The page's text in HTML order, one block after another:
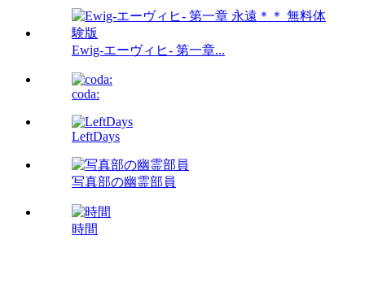
Ewig-エーヴィヒ- 第一章...
coda:
LeftDays
写真部の幽霊部員
時間